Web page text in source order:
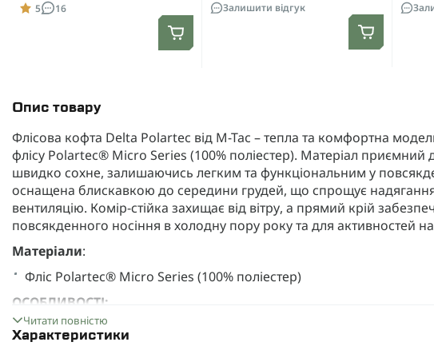
Опис товару
Флісова кофта Delta Polartec від M-Tac – тепла та комфортна
флісу Polartec® Micro Series (100% поліестер). Матеріал приємний
швидко сохне, залишаючись легким та функціональним у
оснащена блискавкою до середини грудей, що спрощує
вентиляцію. Комір-стійка захищає від вітру, а прямий крій
повсякденного носіння в холодну пору року та для активностей на
Матеріали:
Фліс Polartec® Micro Series (100% поліестер)
ОСОБЛИВОСТІ:
Блискавка до середини грудей для зручності вдягання
Читати повністю
Характеристики
1000D. Койот
5 16
L-XLЗалишити відгук